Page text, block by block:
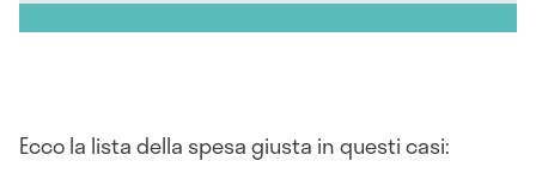
Ecco la lista della spesa giusta in questi casi: